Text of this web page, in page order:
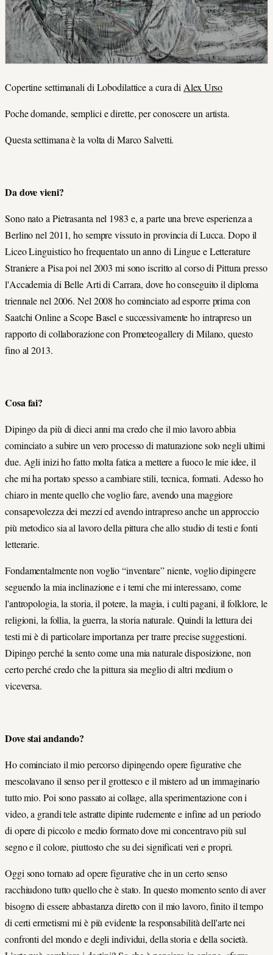
Copertine settimanali di Lobodilattice a cura di Alex Urso
Poche domande, semplici e dirette, per conoscere un artista.
Questa settimana è la volta di Marco Salvetti.
Da dove vieni?
Sono nato a Pietrasanta nel 1983 e, a parte una breve esperienza a
Berlino nel 2011, ho sempre vissuto in provincia di Lucca. Dopo il
Liceo Linguistico ho frequentato un anno di Lingue e Letterature
Straniere a Pisa poi nel 2003 mi sono iscritto al corso di Pittura presso
l'Accademia di Belle Arti di Carrara, dove ho conseguito il diploma
triennale nel 2006. Nel 2008 ho cominciato ad esporre prima con
Saatchi Online a Scope Basel e successivamente ho intrapreso un
rapporto di collaborazione con Prometeogallery di Milano, questo
fino al 2013.
Cosa fai?
Dipingo da più di dieci anni ma credo che il mio lavoro abbia
cominciato a subire un vero processo di maturazione solo negli ultimi
due. Agli inizi ho fatto molta fatica a mettere a fuoco le mie idee, il
che mi ha portato spesso a cambiare stili, tecnica, formati. Adesso ho
chiaro in mente quello che voglio fare, avendo una maggiore
consapevolezza dei mezzi ed avendo intrapreso anche un approccio
più metodico sia al lavoro della pittura che allo studio di testi e fonti
letterarie.
Fondamentalmente non voglio “inventare” niente, voglio dipingere
seguendo la mia inclinazione e i temi che mi interessano, come
l'antropologia, la storia, il potere, la magia, i culti pagani, il folklore, le
religioni, la follia, la guerra, la storia naturale. Quindi la lettura dei
testi mi è di particolare importanza per trarre precise suggestioni.
Dipingo perché la sento come una mia naturale disposizione, non
certo perché credo che la pittura sia meglio di altri medium o
viceversa.
Dove stai andando?
Ho cominciato il mio percorso dipingendo opere figurative che
mescolavano il senso per il grottesco e il mistero ad un immaginario
tutto mio. Poi sono passato ai collage, alla sperimentazione con i
video, a grandi tele astratte dipinte rudemente e infine ad un periodo
di opere di piccolo e medio formato dove mi concentravo più sul
segno e il colore, piuttosto che su dei significati veri e propri.
Oggi sono tornato ad opere figurative che in un certo senso
racchiudono tutto quello che è stato. In questo momento sento di aver
bisogno di essere abbastanza diretto con il mio lavoro, finito il tempo
di certi ermetismi mi è più evidente la responsabilità dell'arte nei
confronti del mondo e degli individui, della storia e della società.